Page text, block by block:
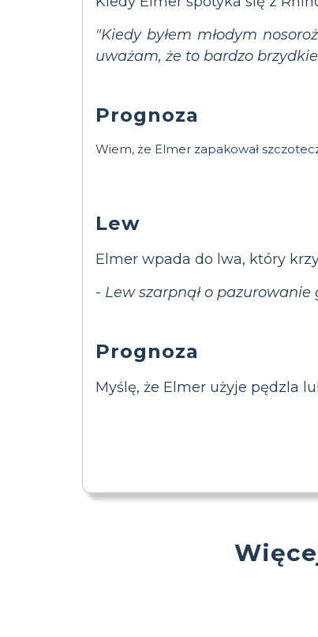
"Kiedy byłem młodym
uważam, że to bardzo
Prognoza
Wiem, że Elmer zapakował
Lew
Elmer wpada do lwa, który
- Lew szarpnął o pazurowanie
Prognoza
Myślę, że Elmer użyje pędzla